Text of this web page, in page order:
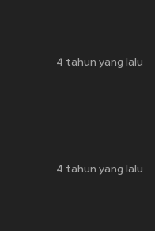
4 tahun yang lalu
4 tahun yang lalu